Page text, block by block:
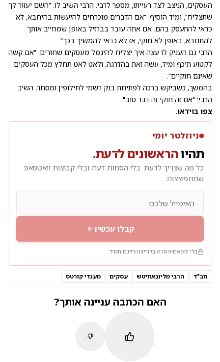
העסקים, הניצב לצד רעייתו, מספר לרבי. הרבי השיב לו: "השם יעזור לך
שתצליח", ומיד הוסיף: "אם הדברים מוכרחים להיעשות בהיחבא, לא
כדאי להתעסק בהם. אם אתה עובד בברזיל באופן שמחייב אותך
להתחבא, באופן לא חוקי, אז לא כדאי להמשיך בכך".
הרבי גם העניק לו עצה איך יצליח להיגמל מעסקים שחורים: "אם קשה
לקטוע תיכף ומיד, עשה זאת בהדרגה, ולאט לאט תחלץ מכל העסקים
שאינם חוקיים".
בהמשך, כשביקש ברכה לפתיחת בנק רשמי לחילופין ומסחר, השיב
הרבי: "אם זה חוקי זה דבר טוב".
צפו בוידאו.
ניוזלטר יומי
תהיוהראשונים לדעת.
כל מה שצריך לדעת. בלי הסחות דעת ובלי קבוצות וואטסאפ
שמתפוצצות.
קבלו עכשיו
בלי ספאם הסרה בלחיצה חינם תמיד
חב"ד הרבי מליובאוויטש עסקים מענדי קורטס
האם הכתבה עניינה אותך?